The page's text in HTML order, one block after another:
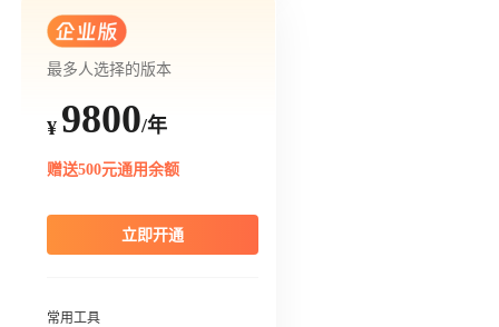
最多人选择的版本
¥ 9800/年
赠送500元通用余额
立即开通
常用工具